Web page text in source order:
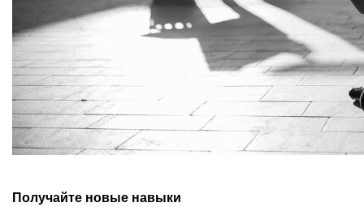
Получайте новые навыки